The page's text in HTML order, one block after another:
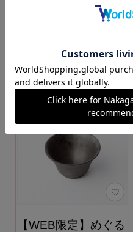
（税込）
カートに入れる
【WEB限定】めぐる